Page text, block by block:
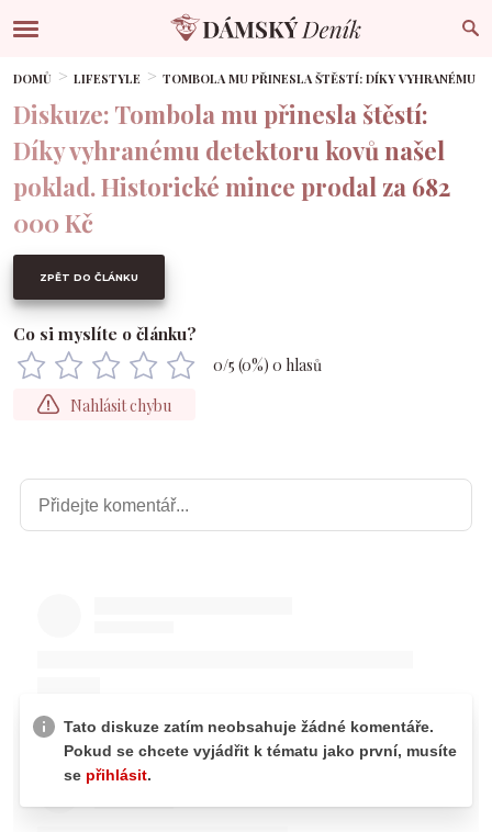
DOMŮ LIFESTYLE TOMBOLA MU PŘINESLA ŠTĚSTÍ: DÍKY VYHRANÉMU
Diskuze: Tombola mu přinesla štěstí:
Díky vyhranému detektoru kovů našel
poklad. Historické mince prodal za 682
000 Kč
ZPĚT DO ČLÁNKU
Co si myslíte o článku?
0/5 (0%) 0 hlasů
Nahlásit chybu